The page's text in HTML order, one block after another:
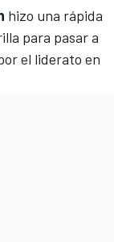
hizo una rápida
para pasar a
el liderato en